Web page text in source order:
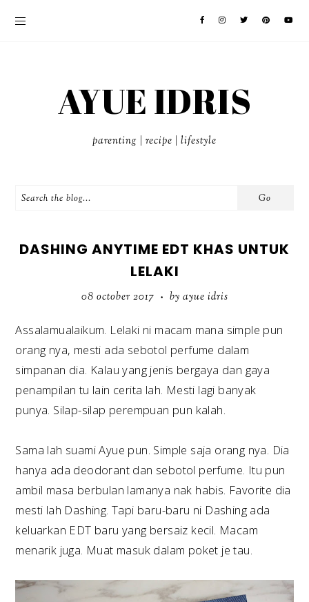
AYUE IDRIS
parenting | recipe | lifestyle
DASHING ANYTIME EDT KHAS UNTUK
LELAKI
08 october 2017 • by ayue idris
Assalamualaikum. Lelaki ni macam mana simple pun
orang nya, mesti ada sebotol perfume dalam
simpanan dia. Kalau yang jenis bergaya dan gaya
penampilan tu lain cerita lah. Mesti lagi banyak
punya. Silap-silap perempuan pun kalah.
Sama lah suami Ayue pun. Simple saja orang nya. Dia
hanya ada deodorant dan sebotol perfume. Itu pun
ambil masa berbulan lamanya nak habis. Favorite dia
mesti lah Dashing. Tapi baru-baru ni Dashing ada
keluarkan EDT baru yang bersaiz kecil. Macam
menarik juga. Muat masuk dalam poket je tau.